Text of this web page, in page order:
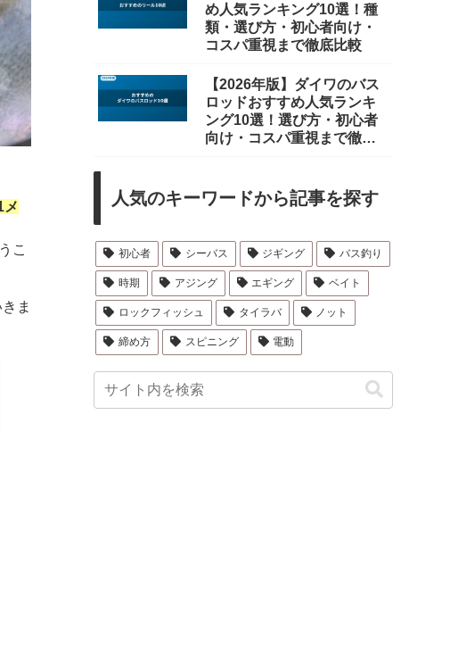
メ
こ
ま
め人気ランキング10選！種
類・選び方・初心者向け・
コスパ重視まで徹底比較
【2026年版】ダイワのバス
ロッドおすすめ人気ランキ
ング10選！選び方・初心者
向け・コスパ重視まで徹底
人気のキーワードから記事を探す
初心者 シーバス ジギング バス釣り
時期 アジング エギング ベイト
ロックフィッシュ タイラバ ノット
締め方 スピニング 電動